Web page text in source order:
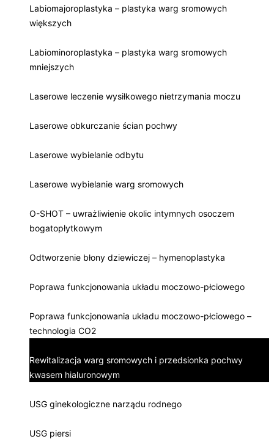
Labiomajoroplastyka – plastyka warg sromowych
większych
Labiominoroplastyka – plastyka warg sromowych
mniejszych
Laserowe leczenie wysiłkowego nietrzymania moczu
Laserowe obkurczanie ścian pochwy
Laserowe wybielanie odbytu
Laserowe wybielanie warg sromowych
O-SHOT – uwrażliwienie okolic intymnych osoczem
bogatopłytkowym
Odtworzenie błony dziewiczej – hymenoplastyka
Poprawa funkcjonowania układu moczowo-płciowego
Poprawa funkcjonowania układu moczowo-płciowego –
technologia CO2
Rewitalizacja warg sromowych i przedsionka pochwy
kwasem hialuronowym
USG ginekologiczne narządu rodnego
USG piersi